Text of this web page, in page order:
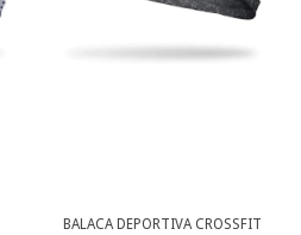
BALACA DEPORTIVA CROSSFIT